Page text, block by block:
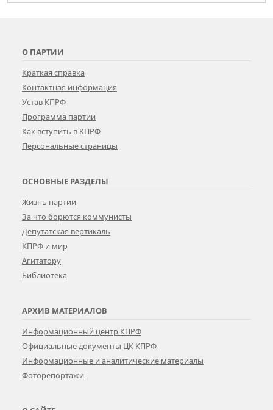
О ПАРТИИ
Краткая справка
Контактная информация
Устав КПРФ
Программа партии
Как вступить в КПРФ
Персональные страницы
ОСНОВНЫЕ РАЗДЕЛЫ
Жизнь партии
За что борются коммунисты
Депутатская вертикаль
КПРФ и мир
Агитатору
Библиотека
АРХИВ МАТЕРИАЛОВ
Информационный центр КПРФ
Официальные документы ЦК КПРФ
Информационные и аналитические материалы
Фоторепортажи